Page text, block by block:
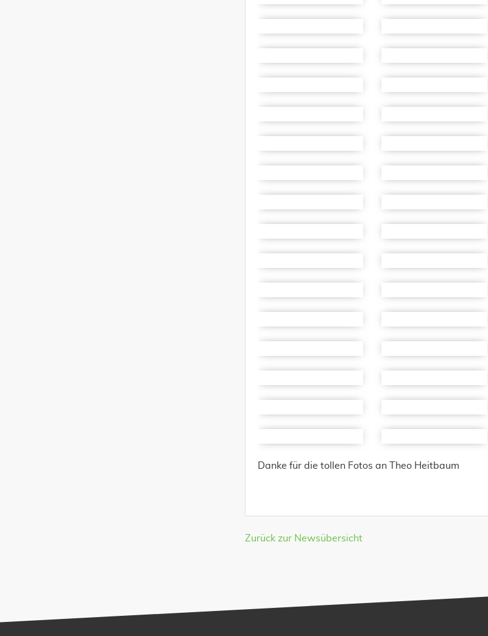
Danke für die tollen Fotos an Theo Heitbaum
Zurück zur Newsübersicht